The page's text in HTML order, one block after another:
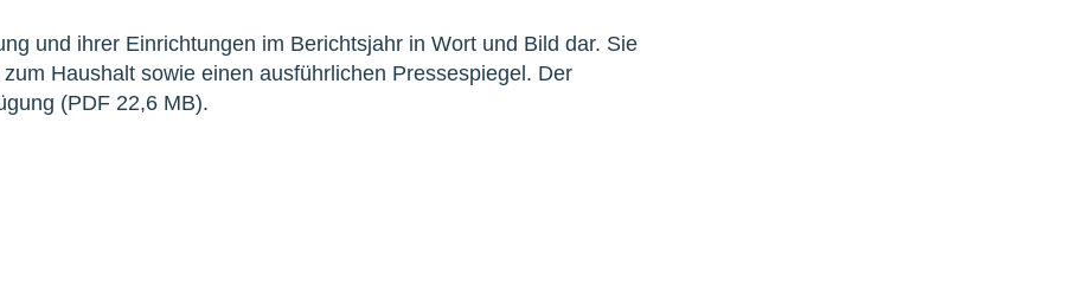
und ihrer Einrichtungen im Berichtsjahr in Wort und Bild dar. Sie
Haushalt sowie einen ausführlichen Pressespiegel. Der
(PDF 22,6 MB).